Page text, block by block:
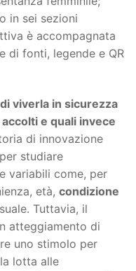
in sei sezioni
è accompagnata
di fonti, legende e QR
viverla in sicurezza
e quali invece
di innovazione
studiare
variabili come, per
età, condizione
Tuttavia, il
atteggiamento di
uno stimolo per
lotta alle